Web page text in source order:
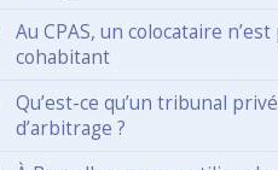
Au CPAS, un colocataire n’est
cohabitant
Qu’est-ce qu’un tribunal privé
d’arbitrage ?